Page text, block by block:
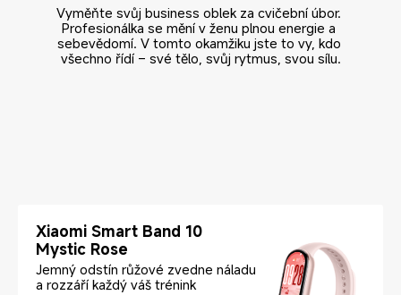
Vyměňte svůj business oblek za cvičební úbor.
Profesionálka se mění v ženu plnou energie a
sebevědomí. V tomto okamžiku jste to vy, kdo
všechno řídí – své tělo, svůj rytmus, svou sílu.
Xiaomi Smart Band 10
Mystic Rose
Jemný odstín růžové zvedne náladu
a rozzáří každý váš trénink